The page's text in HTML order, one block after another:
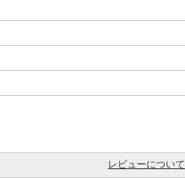
レビューについて